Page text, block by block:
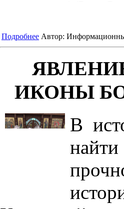
Подробнее Автор:
ИКОНЫ
В